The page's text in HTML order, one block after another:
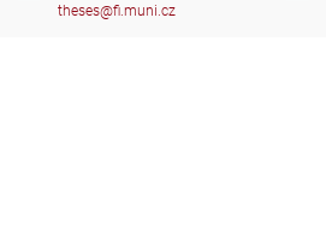
theses@fi.muni.cz